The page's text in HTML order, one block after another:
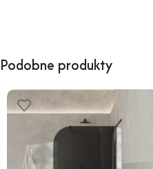
Podobne produkty